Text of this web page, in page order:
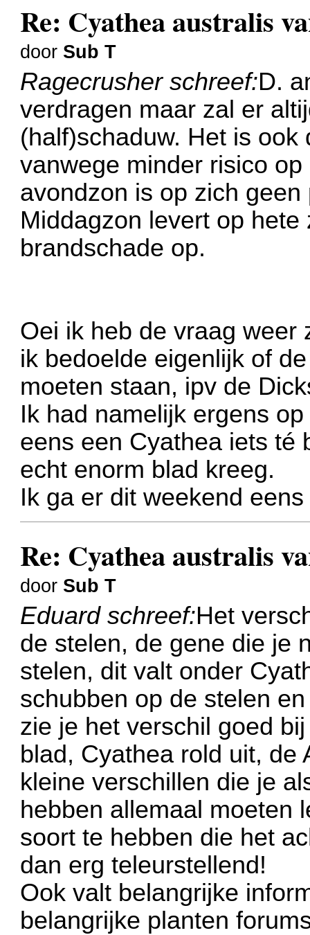
Re: Cyathea australis
door Sub T
Ragecrusher schreef:D.
verdragen maar zal er
(half)schaduw. Het is
vanwege minder risico
avondzon is op zich
Middagzon levert op
brandschade op.
Oei ik heb de vraag weer
ik bedoelde eigenlijk of
moeten staan, ipv de
Ik had namelijk ergens
eens een Cyathea iets té
echt enorm blad kreeg.
Ik ga er dit weekend
Re: Cyathea australis
door Sub T
Eduard schreef:Het
de stelen, de gene die je
stelen, dit valt onder
schubben op de stelen
zie je het verschil goed
blad, Cyathea rold uit, de
kleine verschillen die je
hebben allemaal moeten
soort te hebben die het
dan erg teleurstellend!
Ook valt belangrijke
belangrijke planten